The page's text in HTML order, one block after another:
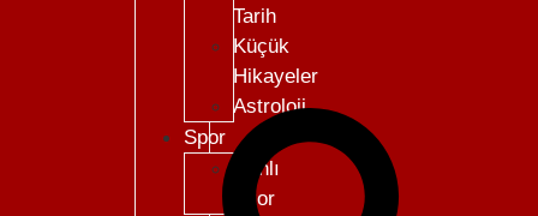
Tarih
Küçük
Hikayeler
Astroloji
Spor
Canlı
Skor